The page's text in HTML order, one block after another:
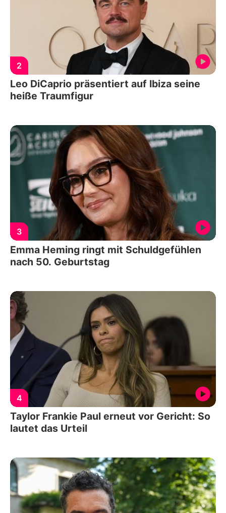
2
Leo DiCaprio präsentiert auf Ibiza seine
heiße Traumfigur
3
Emma Heming ringt mit Schuldgefühlen
nach 50. Geburtstag
4
Taylor Frankie Paul erneut vor Gericht: So
lautet das Urteil